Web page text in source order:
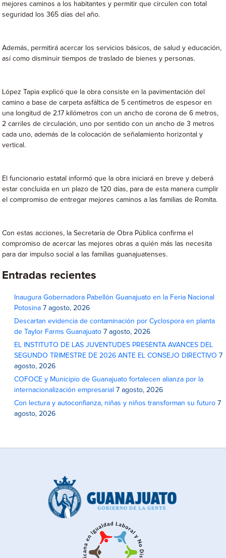
mejores caminos a los habitantes y permitir que circulen con total
seguridad los 365 días del año.
Además, permitirá acercar los servicios básicos, de salud y educación,
así como disminuir tiempos de traslado de bienes y personas.
López Tapia explicó que la obra consiste en la pavimentación del
camino a base de carpeta asfáltica de 5 centímetros de espesor en
una longitud de 2.17 kilómetros con un ancho de corona de 6 metros,
2 carriles de circulación, uno por sentido con un ancho de 3 metros
cada uno, además de la colocación de señalamiento horizontal y
vertical.
El funcionario estatal informó que la obra iniciará en breve y deberá
estar concluida en un plazo de 120 días, para de esta manera cumplir
el compromiso de entregar mejores caminos a las familias de Romita.
Con estas acciones, la Secretaría de Obra Pública confirma el
compromiso de acercar las mejores obras a quién más las necesita
para dar impulso social a las familias guanajuatenses.
Entradas recientes
Inaugura Gobernadora Pabellón Guanajuato en la Feria Nacional
Potosina 7 agosto, 2026
Descartan evidencia de contaminación por Cyclospora en planta
de Taylor Farms Guanajuato 7 agosto, 2026
EL INSTITUTO DE LAS JUVENTUDES PRESENTA AVANCES DEL
SEGUNDO TRIMESTRE DE 2026 ANTE EL CONSEJO DIRECTIVO 7
agosto, 2026
COFOCE y Municipio de Guanajuato fortalecen alianza por la
internacionalización empresarial 7 agosto, 2026
Con lectura y autoconfianza, niñas y niños transforman su futuro 7
agosto, 2026